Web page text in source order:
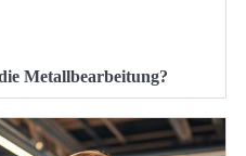
Metallbearbeitung?